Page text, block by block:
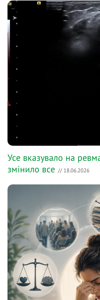
Усе вказувало на
змінило все // 18.06.2026